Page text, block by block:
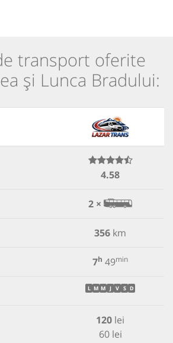
transport oferite
și Lunca Bradului:
4.58
2 ×
356 km
7h 49min
L M M J V S D
120 lei
60 lei